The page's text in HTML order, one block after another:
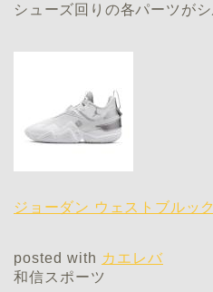
シューズ回りの各パーツが
ジョーダン ウェストブルッ
posted with カエレバ
和信スポーツ